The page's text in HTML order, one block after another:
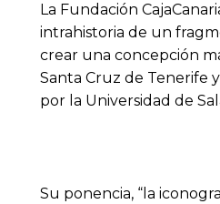
La Fundación
intrahistoria de un
crear una concepción
Santa Cruz de Tenerife
por la Universidad de
Su ponencia, “la